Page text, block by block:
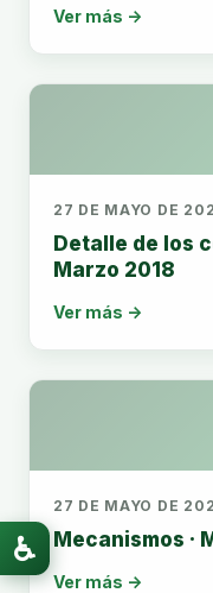
Ver más →
27 DE MAYO DE
Detalle de los
Marzo 2018
Ver más →
27 DE MAYO DE
Mecanismos ·
Ver más →
♿